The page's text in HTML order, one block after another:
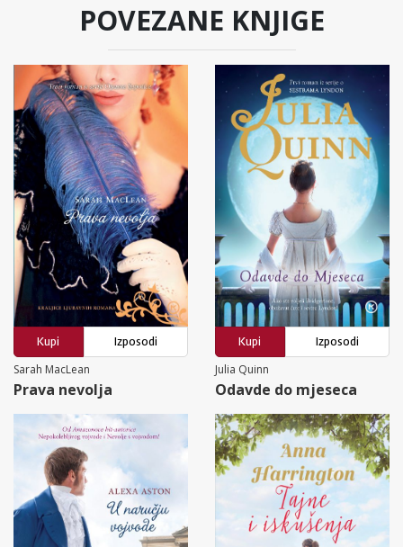
POVEZANE KNJIGE
Kupi
Izposodi
Sarah MacLean
Prava nevolja
Kupi
Izposodi
Julia Quinn
Odavde do mjeseca